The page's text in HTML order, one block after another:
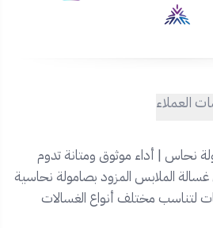
العملاء
نحاس | أداء موثوق ومتانة تدوم
الملابس المزود بصامولة نحاسية
لتناسب مختلف أنواع الغسالات